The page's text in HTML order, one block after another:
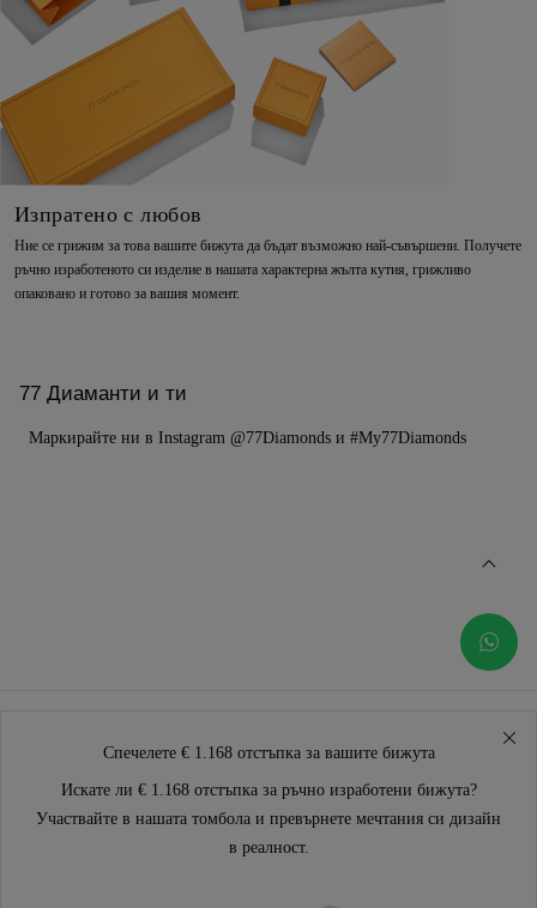
Изпратено с любов
Ние се грижим за това вашите бижута да бъдат възможно най-съвършени. Получете
ръчно изработеното си изделие в нашата характерна жълта кутия, грижливо
опаковано и готово за вашия момент.
77 Диаманти и ти
Маркирайте ни в Instagram @77Diamonds и #My77Diamonds
Спечелете € 1.168 отстъпка за вашите бижута
Искате ли € 1.168 отстъпка за ръчно изработени бижута?
Участвайте в нашата томбола и превърнете мечтания си дизайн
в реалност.